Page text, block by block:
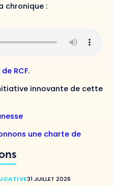
chronique :
RCF.
innovante de cette
une charte de
31 JUILLET 2026